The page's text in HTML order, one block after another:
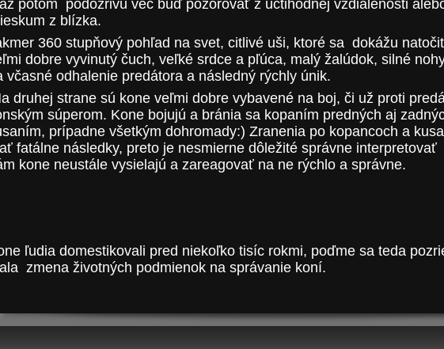
potom podozrivú vec buď pozorovať z úctihodnej vzdialenosti
z blízka.
360 stupňový pohľad na svet, citlivé uši, ktoré sa dokážu
dobre vyvinutý čuch, veľké srdce a pľúca, malý žalúdok, silné
včasné odhalenie predátora a následný rýchly únik.
druhej strane sú kone veľmi dobre vybavené na boj, či už proti
súperom. Kone bojujú a bránia sa kopaním predných aj
prípadne všetkým dohromady:) Zranenia po kopancoch a
fatálne následky, preto je nesmierne dôležité správne
kone neustále vysielajú a zareagovať na ne rýchlo a správne.
ľudia domestikovali pred niekoľko tisíc rokmi, poďme sa teda
zmena životných podmienok na správanie koní.